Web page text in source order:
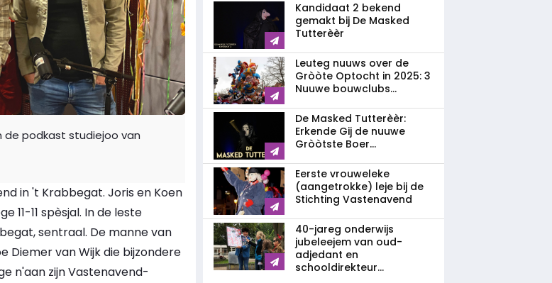
de podkast studiejoo van
in 't Krabbegat. Joris en Koen
11-11 spèsjal. In de leste
sentraal. De manne van
Diemer van Wijk die bijzondere
n'aan zijn Vastenavend-
Kandidaat 2 bekend
gemakt bij De Masked
Tutterèèr
Leuteg nuuws over de
Gròòte Optocht in 2025: 3
Nuuwe bouwclubs...
De Masked Tutterèèr:
Erkende Gij de nuuwe
Gròòtste Boer...
Eerste vrouweleke
(aangetrokke) leje bij de
Stichting Vastenavend
40-jareg onderwijs
jubeleejem van oud-
adjedant en
schooldirekteur...